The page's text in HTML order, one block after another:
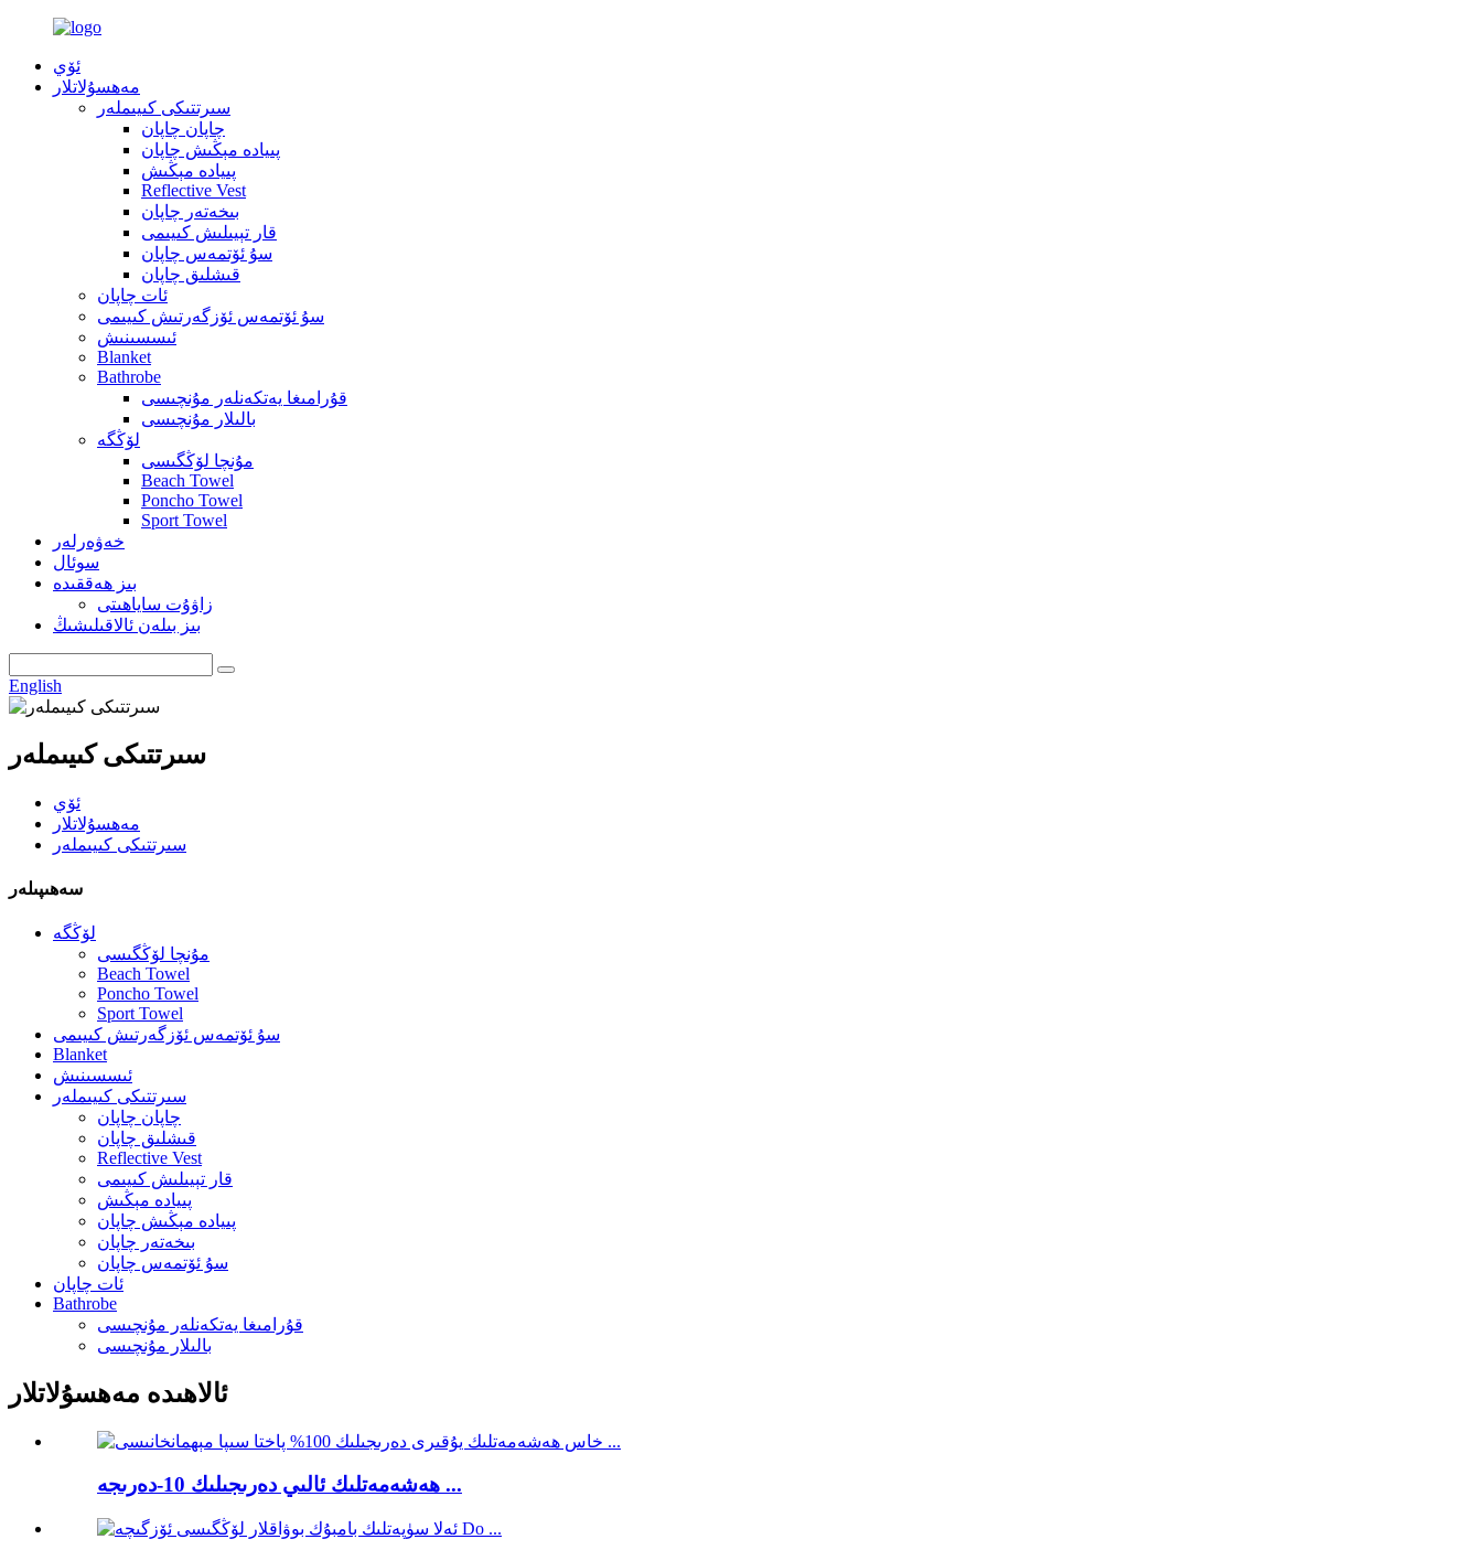
ئۆي
مەھسۇلاتلار
سىرتتىكى كىيىملەر
چاپان چاپان
پىيادە مېڭىش چاپان
پىيادە مېڭىش
Reflective Vest
بىخەتەر چاپان
قار تېيىلىش كىيىمى
سۇ ئۆتمەس چاپان
قىشلىق چاپان
ئات چاپان
سۇ ئۆتمەس ئۆزگەرتىش كىيىمى
ئىسسىنىش
Blanket
Bathrobe
قۇرامىغا يەتكەنلەر مۇنچىسى
بالىلار مۇنچىسى
لۆڭگە
مۇنچا لۆڭگىسى
Beach Towel
Poncho Towel
Sport Towel
خەۋەرلەر
سوئال
بىز ھەققىدە
زاۋۇت ساياھىتى
بىز بىلەن ئالاقىلىشىڭ
English
سىرتتىكى كىيىملەر
ئۆي
مەھسۇلاتلار
سىرتتىكى كىيىملەر
سەھىپىلەر
لۆڭگە
مۇنچا لۆڭگىسى
Beach Towel
Poncho Towel
Sport Towel
سۇ ئۆتمەس ئۆزگەرتىش كىيىمى
Blanket
ئىسسىنىش
سىرتتىكى كىيىملەر
چاپان چاپان
قىشلىق چاپان
Reflective Vest
قار تېيىلىش كىيىمى
پىيادە مېڭىش
پىيادە مېڭىش چاپان
بىخەتەر چاپان
سۇ ئۆتمەس چاپان
ئات چاپان
Bathrobe
قۇرامىغا يەتكەنلەر مۇنچىسى
بالىلار مۇنچىسى
ئالاھىدە مەھسۇلاتلار
ھەشەمەتلىك ئالىي دەرىجىلىك 10-دەرىجە ...